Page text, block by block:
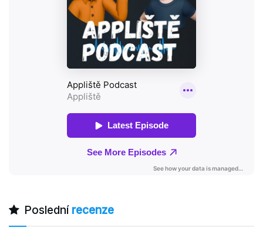
Poslední recenze